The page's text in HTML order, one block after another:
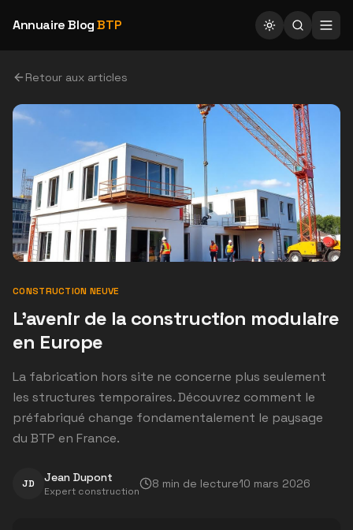
Annuaire BlogBTP
Retour aux articles
CONSTRUCTION NEUVE
L'avenir de la construction modulaire
en Europe
La fabrication hors site ne concerne plus seulement
les structures temporaires. Découvrez comment le
préfabriqué change fondamentalement le paysage
du BTP en France.
JD Jean Dupont
Expert construction
8 min de lecture10 mars 2026